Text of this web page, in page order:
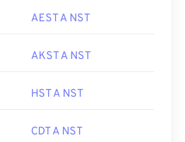
AEST A NST
AKST A NST
HST A NST
CDT A NST